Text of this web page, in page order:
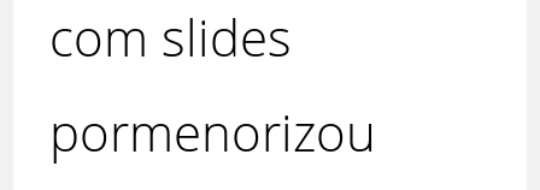
com slides
pormenorizou